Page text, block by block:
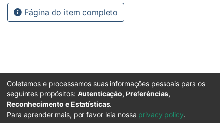
Página do item completo
Coletamos e processamos suas informações pessoais para os
seguintes propósitos: Autenticação, Preferências,
Reconhecimento e Estatísticas.
Para aprender mais, por favor leia nossa privacy policy.